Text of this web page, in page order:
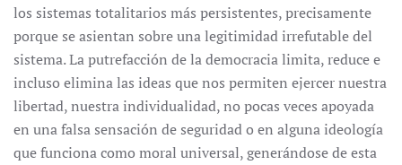
los sistemas totalitarios más persistentes, precisamente
porque se asientan sobre una legitimidad irrefutable del
sistema. La putrefacción de la democracia limita, reduce e
incluso elimina las ideas que nos permiten ejercer nuestra
libertad, nuestra individualidad, no pocas veces apoyada
en una falsa sensación de seguridad o en alguna ideología
que funciona como moral universal, generándose de esta